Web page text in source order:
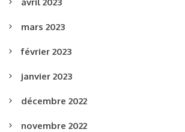
mars 2023
février 2023
janvier 2023
décembre 2022
novembre 2022